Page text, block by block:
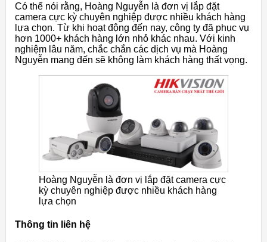
Có thể nói rằng, Hoàng Nguyễn là đơn vị lắp đặt
camera cực kỳ chuyên nghiệp được nhiều khách hàng
lựa chọn. Từ khi hoạt động đến nay, công ty đã phục vụ
hơn 1000+ khách hàng lớn nhỏ khác nhau. Với kinh
nghiệm lâu năm, chắc chắn các dịch vụ mà Hoàng
Nguyễn mang đến sẽ không làm khách hàng thất vọng.
Hoàng Nguyễn là đơn vị lắp đặt camera cực
kỳ chuyên nghiệp được nhiều khách hàng
lựa chọn
Thông tin liên hệ